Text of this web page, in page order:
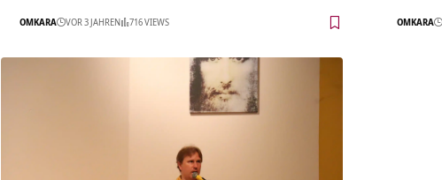
OMKARA VOR 3 JAHREN 716 VIEWS OMKARA